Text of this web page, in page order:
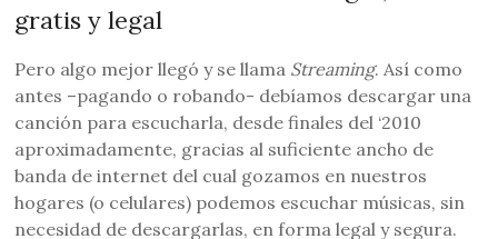
gratis y legal
Pero algo mejor llegó y se llama Streaming. Así como
antes –pagando o robando- debíamos descargar una
canción para escucharla, desde finales del ‘2010
aproximadamente, gracias al suficiente ancho de
banda de internet del cual gozamos en nuestros
hogares (o celulares) podemos escuchar músicas, sin
necesidad de descargarlas, en forma legal y segura.